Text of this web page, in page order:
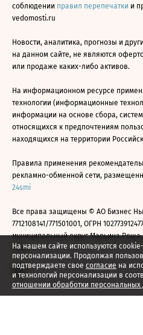
На нашем сайте используются
персонализации. Продолжая
подтверждаете свое согласие на
и технологий персонализации в
отношении обработки персональных
соблюдении правил перепечатки и
vedomosti.ru
Новости, аналитика, прогнозы и
на данном сайте, не являются
или продаже каких-либо активов.
На информационном ресурсе
технологии (информационные
информации на основе сбора,
относящихся к предпочтениям
находящихся на территории
Правила применения
рекламно-обменной сети,
24smi
Все права защищены © АО Бизнес
7712108141/771501001, ОГРН
муниципальный округ Марьина Роща,
2026